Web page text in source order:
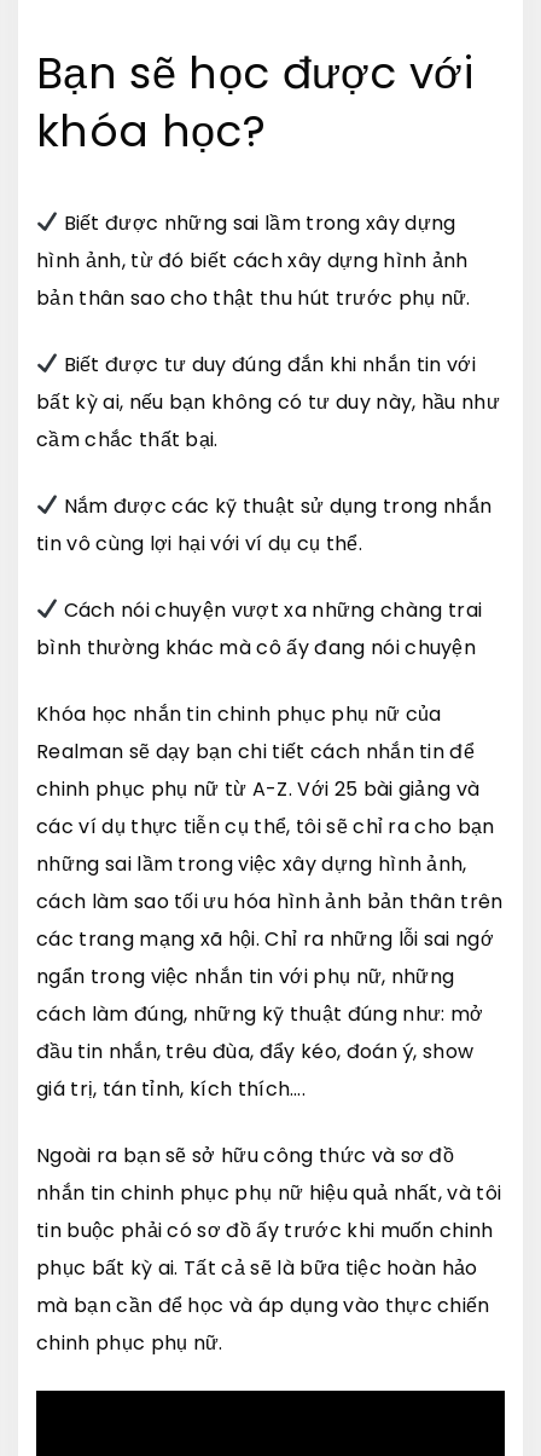
Bạn sẽ học được với
khóa học?
Biết được những sai lầm trong xây dựng
hình ảnh, từ đó biết cách xây dựng hình ảnh
bản thân sao cho thật thu hút trước phụ nữ.
Biết được tư duy đúng đắn khi nhắn tin với
bất kỳ ai, nếu bạn không có tư duy này, hầu như
cầm chắc thất bại.
Nắm được các kỹ thuật sử dụng trong nhắn
tin vô cùng lợi hại với ví dụ cụ thể.
Cách nói chuyện vượt xa những chàng trai
bình thường khác mà cô ấy đang nói chuyện
Khóa học nhắn tin chinh phục phụ nữ của
Realman sẽ dạy bạn chi tiết cách nhắn tin để
chinh phục phụ nữ từ A-Z. Với 25 bài giảng và
các ví dụ thực tiễn cụ thể, tôi sẽ chỉ ra cho bạn
những sai lầm trong việc xây dựng hình ảnh,
cách làm sao tối ưu hóa hình ảnh bản thân trên
các trang mạng xã hội. Chỉ ra những lỗi sai ngớ
ngẩn trong việc nhắn tin với phụ nữ, những
cách làm đúng, những kỹ thuật đúng như: mở
đầu tin nhắn, trêu đùa, đẩy kéo, đoán ý, show
giá trị, tán tỉnh, kích thích….
Ngoài ra bạn sẽ sở hữu công thức và sơ đồ
nhắn tin chinh phục phụ nữ hiệu quả nhất, và tôi
tin buộc phải có sơ đồ ấy trước khi muốn chinh
phục bất kỳ ai. Tất cả sẽ là bữa tiệc hoàn hảo
mà bạn cần để học và áp dụng vào thực chiến
chinh phục phụ nữ.